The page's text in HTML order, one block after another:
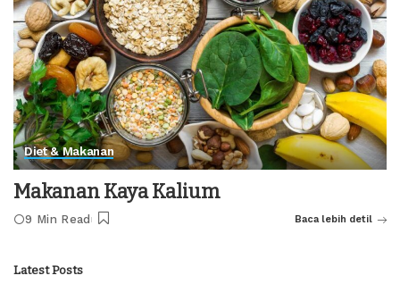
Diet & Makanan
Makanan Kaya Kalium
9 Min Read Baca lebih detil
Latest Posts